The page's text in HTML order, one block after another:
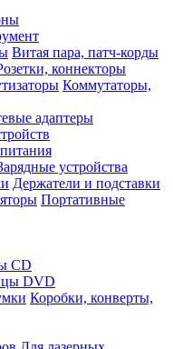
Витая пара, патч-корды
коннекторы
Коммутаторы,
адаптеры
устройства
Держатели и подставки
Портативные
CD
DVD
Коробки, конверты,